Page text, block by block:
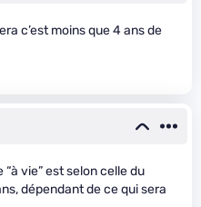
c’est moins que 4 ans de
“à vie” est selon celle du
dépendant de ce qui sera